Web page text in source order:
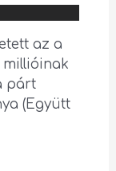
az a
millióinak
párt
(Együtt